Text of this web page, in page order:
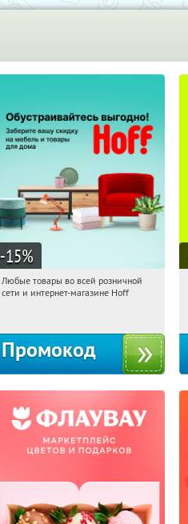
-15%
18:34:16 Получили:
Любые товары во всей розничной
сети и интернет-магазине Hoff
Промокод